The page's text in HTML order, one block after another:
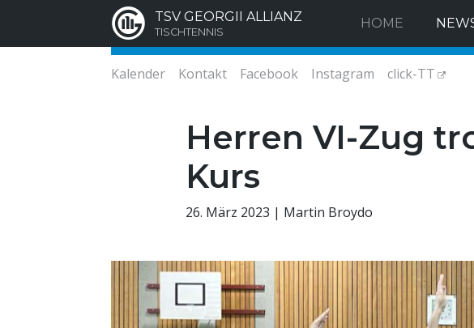
TSV GEORGII ALLIANZ
TISCHTENNIS
HOME
Kalender Kontakt Facebook Instagram click-TT
Herren VI-Zug
Kurs
26. März 2023 | Martin Broydo